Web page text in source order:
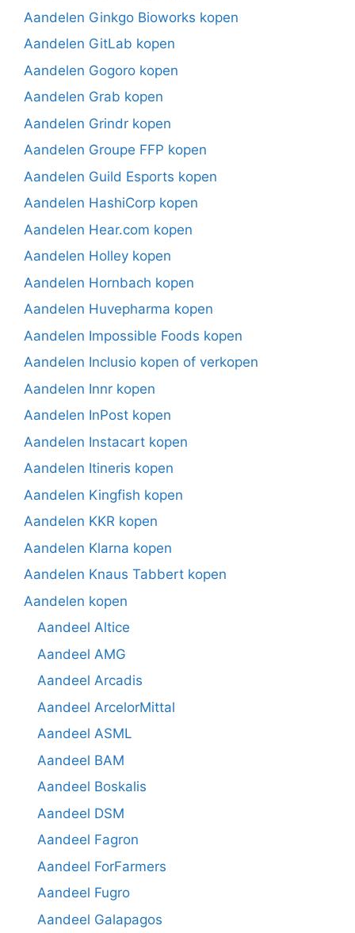
Aandelen Ginkgo Bioworks kopen
Aandelen GitLab kopen
Aandelen Gogoro kopen
Aandelen Grab kopen
Aandelen Grindr kopen
Aandelen Groupe FFP kopen
Aandelen Guild Esports kopen
Aandelen HashiCorp kopen
Aandelen Hear.com kopen
Aandelen Holley kopen
Aandelen Hornbach kopen
Aandelen Huvepharma kopen
Aandelen Impossible Foods kopen
Aandelen Inclusio kopen of verkopen
Aandelen Innr kopen
Aandelen InPost kopen
Aandelen Instacart kopen
Aandelen Itineris kopen
Aandelen Kingfish kopen
Aandelen KKR kopen
Aandelen Klarna kopen
Aandelen Knaus Tabbert kopen
Aandelen kopen
Aandeel Altice
Aandeel AMG
Aandeel Arcadis
Aandeel ArcelorMittal
Aandeel ASML
Aandeel BAM
Aandeel Boskalis
Aandeel DSM
Aandeel Fagron
Aandeel ForFarmers
Aandeel Fugro
Aandeel Galapagos